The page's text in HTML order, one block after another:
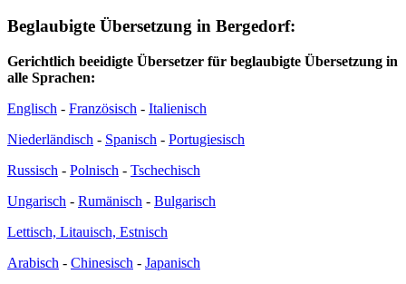
Beglaubigte Übersetzung in Bergedorf:
Gerichtlich beeidigte Übersetzer für beglaubigte Übersetzung in
alle Sprachen:
Englisch - Französisch - Italienisch
Niederländisch - Spanisch - Portugiesisch
Russisch - Polnisch - Tschechisch
Ungarisch - Rumänisch - Bulgarisch
Lettisch, Litauisch, Estnisch
Arabisch - Chinesisch - Japanisch